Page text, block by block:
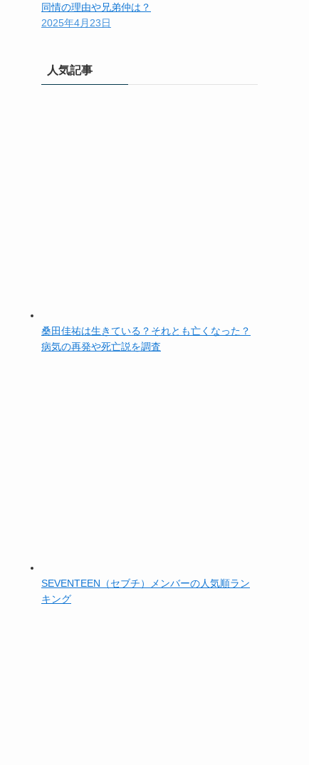
同情の理由や兄弟仲は？
2025年4月23日
人気記事
桑田佳祐は生きている？それとも亡くなった？
病気の再発や死亡説を調査
SEVENTEEN（セブチ）メンバーの人気順ラン
キング